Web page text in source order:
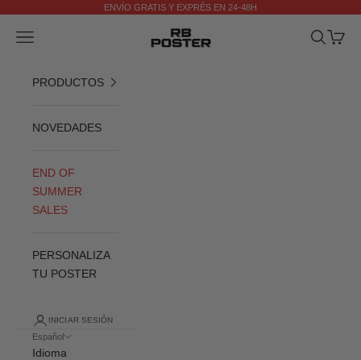
Anterior
ENVÍO GRATIS Y EXPRÉS EN 24-48H
RB POSTER
Menú Buscar
Cesta
PRODUCTOS
NOVEDADES
END OF
SUMMER
SALES
PERSONALIZA
TU POSTER
INICIAR SESIÓN
Español
Idioma